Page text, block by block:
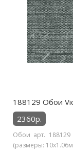
188129 Обои
2360р.
Обои арт.
(размеры: